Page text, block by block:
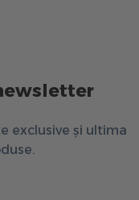
exclusive și ultima